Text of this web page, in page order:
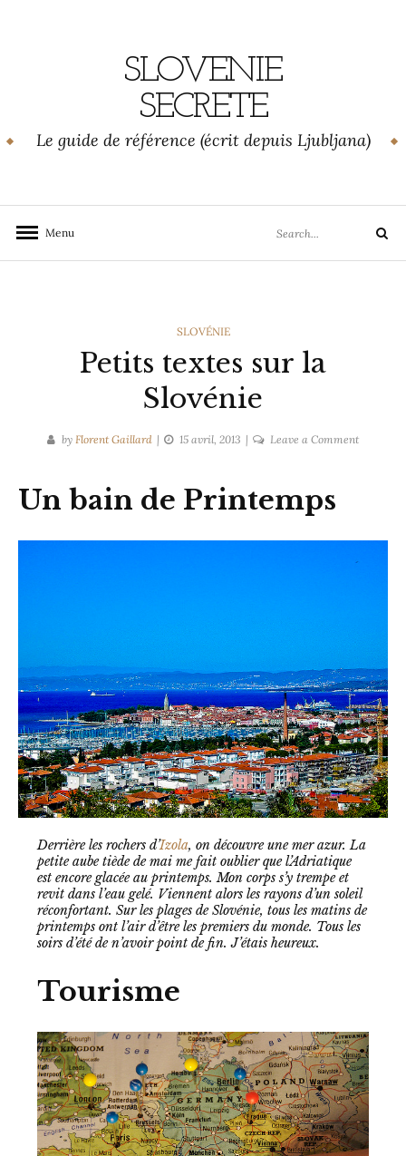
SLOVENIE
SECRETE
Le guide de référence (écrit depuis Ljubljana)
Menu
for:
Search
CATEGORIES
SLOVÉNIE
Petits textes sur la
Slovénie
by Florent Gaillard 15 avril, 2013 Leave a Commenton
Slovénie
Un bain de Printemps
Derrière les rochers d’Izola, on découvre une mer azur. La
petite aube tiède de mai me fait oublier que l’Adriatique
est encore glacée au printemps. Mon corps s’y trempe et
revit dans l’eau gelé. Viennent alors les rayons d’un soleil
réconfortant. Sur les plages de Slovénie, tous les matins de
printemps ont l’air d’être les premiers du monde. Tous les
soirs d’été de n’avoir point de fin. J’étais heureux.
Tourisme